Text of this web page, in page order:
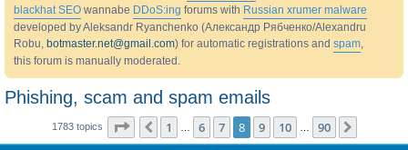
blackhat SEO wannabe DDoS:ing forums with Russian xrumer malware
developed by Aleksandr Ryanchenko (Александр Рябченко/Alexandru
Robu, botmaster.net@gmail.com) for automatic registrations and spam,
this forum is manually moderated.
Phishing, scam and spam emails
1783 topics Page of90
Previous
1 6 7 8 9 10 90